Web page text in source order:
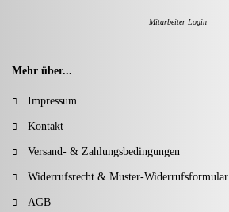
Mitarbeiter Login
Mehr über...
Impressum
Kontakt
Versand- & Zahlungsbedingungen
Widerrufsrecht & Muster-Widerrufsformular
AGB